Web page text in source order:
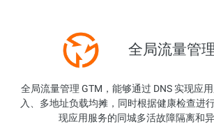
全局流量管
全局流量管理 GTM，能够通过 DNS 实现应
入、多地址负载均摊，同时根据健康检查进
现应用服务的同城多活故障隔离和异